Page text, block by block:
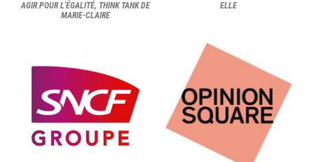
AGIR POUR L'ÉGALITÉ, THINK TANK DE
MARIE-CLAIRE
ELLE